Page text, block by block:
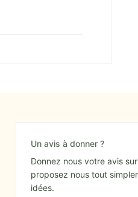
Un avis à donner ?
Donnez nous votre avis
proposez nous tout
idées.